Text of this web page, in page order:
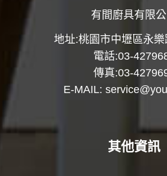
有間廚具有限公
地址:桃園市中壢區永
電話:03-
傳真:03-
E-MAIL:
其他資訊